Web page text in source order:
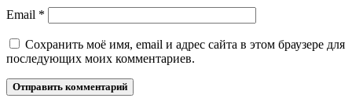
Email *
Сохранить моё имя, email и адрес сайта в этом браузере для
последующих моих комментариев.